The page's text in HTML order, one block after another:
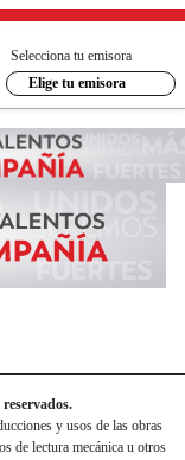
Selecciona tu emisora
Elige tu emisora
y usos de las obras
de lectura mecánica u otros